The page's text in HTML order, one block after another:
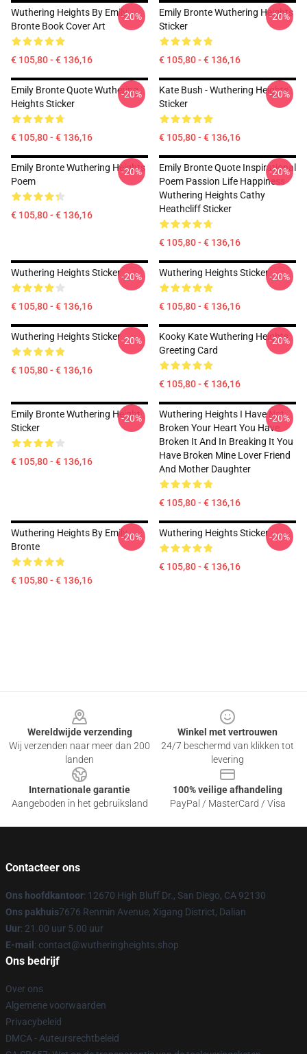
Wuthering Heights By Emily
Bronte Book Cover Art
€ 105,80 - € 136,16
-20%
Emily Bronte Wuthering Heights
Sticker
€ 105,80 - € 136,16
-20%
Emily Bronte Quote Wuthering
Heights Sticker
€ 105,80 - € 136,16
-20%
Kate Bush - Wuthering Heights
Sticker
€ 105,80 - € 136,16
-20%
Emily Bronte Wuthering Heights
Poem
€ 105,80 - € 136,16
-20%
Emily Bronte Quote Inspirational
Poem Passion Life Happiness
Wuthering Heights Cathy
Heathcliff Sticker
€ 105,80 - € 136,16
-20%
Wuthering Heights Sticker
€ 105,80 - € 136,16
-20% Wuthering Heights Sticker
€ 105,80 - € 136,16
-20%
Wuthering Heights Sticker
€ 105,80 - € 136,16
-20%
Kooky Kate Wuthering Heights
Greeting Card
€ 105,80 - € 136,16
-20%
Emily Bronte Wuthering Height
Sticker
€ 105,80 - € 136,16
-20%
Wuthering Heights I Have Not
Broken Your Heart You Have
Broken It And In Breaking It You
Have Broken Mine Lover Friend
And Mother Daughter
€ 105,80 - € 136,16
-20%
Wuthering Heights By Emily
Bronte
€ 105,80 - € 136,16
-20% Wuthering Heights Sticker
€ 105,80 - € 136,16
-20%
Wereldwijde verzending
Wij verzenden naar meer dan 200
landen
Winkel met vertrouwen
24/7 beschermd van klikken tot
levering
Internationale garantie
Aangeboden in het gebruiksland
100% veilige afhandeling
PayPal / MasterCard / Visa
Contacteer ons
Ons hoofdkantoor: 12670 High Bluff Dr., San Diego, CA 92130
Ons pakhuis7676 Renmin Avenue, Xigang District, Dalian
Uur: 21.00 uur 5.00 uur
E-mail : contact@wutheringheights.shop
Ons bedrijf
Over ons
Algemene voorwaarden
Privacybeleid
DMCA - Auteursrechtbeleid